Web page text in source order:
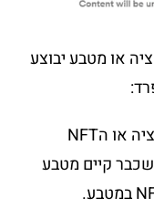
או מטבע יבוצע
א. RARIBLE זוהי האפשרות שהקולקציה או הNFT
קיים מטבע